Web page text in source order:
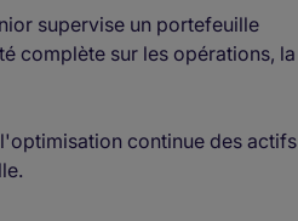
supervise un portefeuille
complète sur les opérations, la
continue des actifs